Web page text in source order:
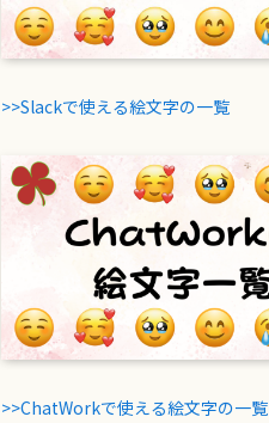
>>Slackで使える絵文字の一覧
>>ChatWorkで使える絵文字の一覧